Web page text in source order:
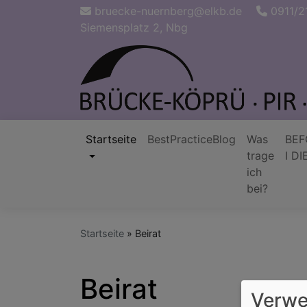
bruecke-nuernberg@elkb.de 0911/
Siemensplatz 2, Nbg
Hauptnavigation
Startseite BestPracticeBlog
Was
trage
ich
bei?
I DIE
Startseite Beirat
Beirat